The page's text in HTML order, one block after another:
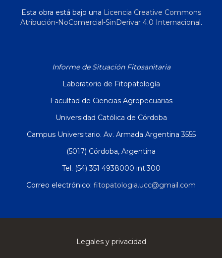
Esta obra está bajo una Licencia Creative Commons
Atribución-NoComercial-SinDerivar 4.0 Internacional .
Informe de Situación Fitosanitaria
Laboratorio de Fitopatología
Facultad de Ciencias Agropecuarias
Universidad Católica de Córdoba
Campus Universitario. Av. Armada Argentina 3555
(5017) Córdoba, Argentina
Tel. (54) 351 4938000 int.300
Correo electrónico: fitopatologia.ucc@gmail.com
Legales y privacidad